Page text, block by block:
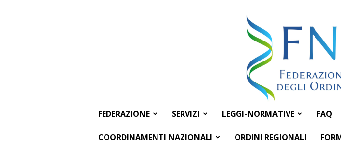
FEDERAZIONE SERVIZI LEGGI-NORMATIVE FAQ
COORDINAMENTI NAZIONALI ORDINI REGIONALI